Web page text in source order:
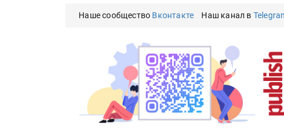
Наше сообщество Вконтакте Наш канал в